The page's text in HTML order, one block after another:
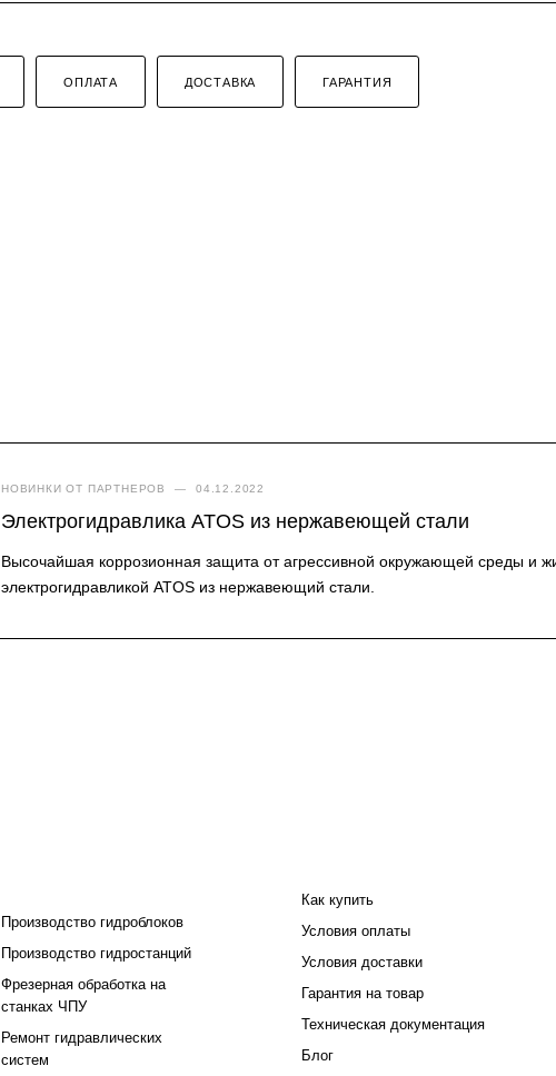
ОПЛАТА ДОСТАВКА ГАРАНТИЯ
НОВИНКИ ОТ ПАРТНЕРОВ — 04.12.2022
Электрогидравлика ATOS из нержавеющей стали
Высочайшая коррозионная защита от агрессивной окружающей среды и
электрогидравликой ATOS из нержавеющий стали.
Производство гидроблоков
Производство гидростанций
Фрезерная обработка на
станках ЧПУ
Ремонт гидравлических
систем
Как купить
Условия оплаты
Условия доставки
Гарантия на товар
Техническая документация
Блог